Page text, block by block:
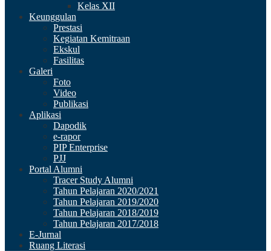
Kelas XII
Keunggulan
Prestasi
Kegiatan Kemitraan
Ekskul
Fasilitas
Galeri
Foto
Video
Publikasi
Aplikasi
Dapodik
e-rapor
PIP Enterprise
PJJ
Portal Alumni
Tracer Study Alumni
Tahun Pelajaran 2020/2021
Tahun Pelajaran 2019/2020
Tahun Pelajaran 2018/2019
Tahun Pelajaran 2017/2018
E-Jurnal
Ruang Literasi